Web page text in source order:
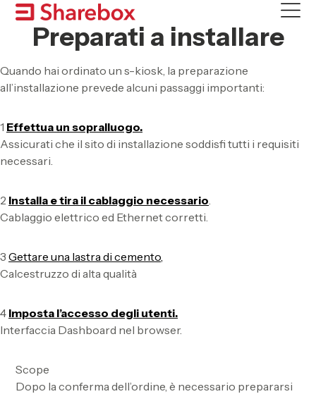
Skip
contentPreparati a installare
Quando hai ordinato un s-kiosk, la preparazione
all’installazione prevede alcuni passaggi importanti:
1 Effettua un sopralluogo.
Assicurati che il sito di installazione soddisfi tutti i requisiti
necessari.
2 Installa e tira il cablaggio necessario.
Cablaggio elettrico ed Ethernet corretti.
3 Gettare una lastra di cemento,
Calcestruzzo di alta qualità
4 Imposta l’accesso degli utenti.
Interfaccia Dashboard nel browser.
Scope
Dopo la conferma dell’ordine, è necessario prepararsi